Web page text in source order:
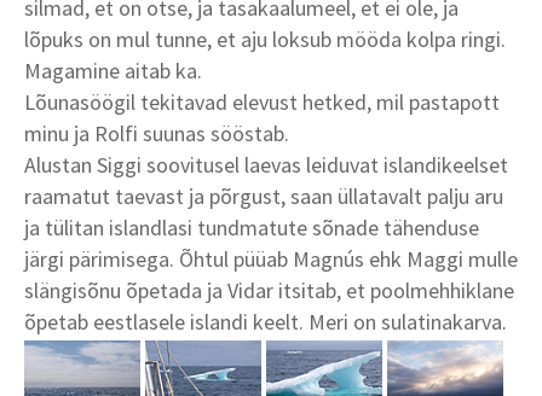
silmad, et on otse, ja tasakaalumeel, et ei ole, ja
lõpuks on mul tunne, et aju loksub mööda kolpa ringi.
Magamine aitab ka.
Lõunasöögil tekitavad elevust hetked, mil pastapott
minu ja Rolfi suunas sööstab.
Alustan Siggi soovitusel laevas leiduvat islandikeelset
raamatut taevast ja põrgust, saan üllatavalt palju aru
ja tülitan islandlasi tundmatute sõnade tähenduse
järgi pärimisega. Õhtul püüab Magnús ehk Maggi mulle
slängisõnu õpetada ja Vidar itsitab, et poolmehhiklane
õpetab eestlasele islandi keelt. Meri on sulatinakarva.